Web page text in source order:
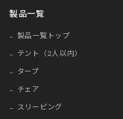
製品一覧
製品一覧トップ
テント（2人以内）
タープ
チェア
スリーピング